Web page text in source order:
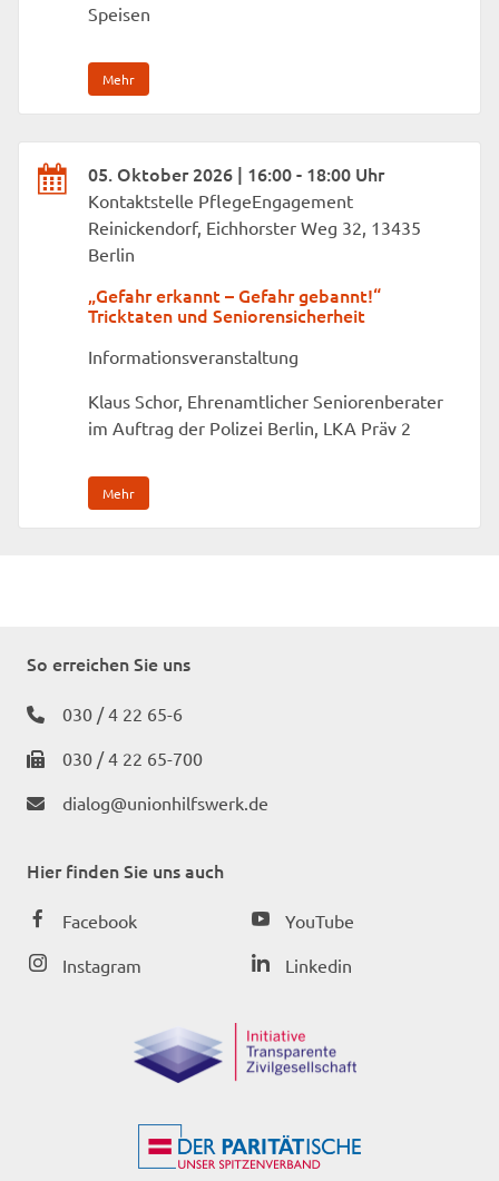
Speisen
Mehr
05. Oktober 2026 | 16:00 - 18:00 Uhr
Kontaktstelle PflegeEngagement
Reinickendorf, Eichhorster Weg 32, 13435
Berlin
„Gefahr erkannt – Gefahr gebannt!“
Tricktaten und Seniorensicherheit
Informationsveranstaltung
Klaus Schor, Ehrenamtlicher Seniorenberater
im Auftrag der Polizei Berlin, LKA Präv 2
Mehr
So erreichen Sie uns
030 / 4 22 65-6
030 / 4 22 65-700
dialog@unionhilfswerk.de
Hier finden Sie uns auch
Facebook
Instagram
YouTube
Linkedin